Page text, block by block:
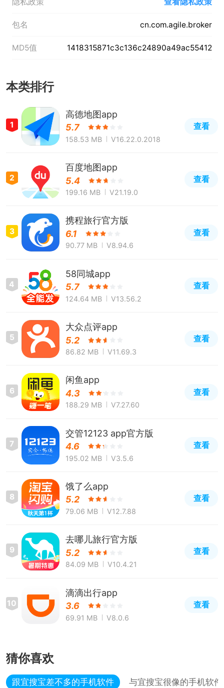
包名 cn.com.agile.broker
MD5值 1418315871c3c136c24890a49ac55412
本类排行
1
高德地图app
5.7
158.53 MB V16.22.0.2018
查看
2
百度地图app
5.4
199.16 MB V21.19.0
查看
3
携程旅行官方版
6.1
90.77 MB V8.94.6
查看
4
58同城app
5.7
124.64 MB V13.56.2
查看
5
大众点评app
5.2
86.82 MB V11.69.3
查看
6
闲鱼app
4.3
188.29 MB V7.27.60
查看
7
交管12123 app官方版
4.6
195.02 MB V3.5.6
查看
8
饿了么app
5.2
79.06 MB V12.7.88
查看
9
去哪儿旅行官方版
5.2
84.09 MB V10.4.21
查看
10
滴滴出行app
3.6
69.91 MB V8.0.6
查看
猜你喜欢
跟宜搜宝差不多的手机软件 与宜搜宝很像的手机软件